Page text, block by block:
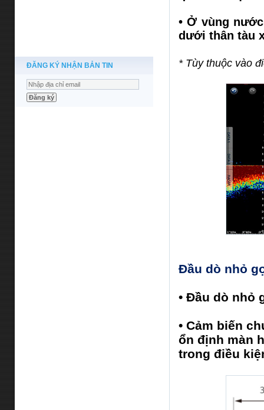
ĐĂNG KÝ NHẬN BẢN TIN
• Ở vùng
dưới thân tàu
* Tùy thuộc vào
Đầu dò nhỏ
• Đầu dò nhỏ
• Cảm biến
ổn định màn
trong điều